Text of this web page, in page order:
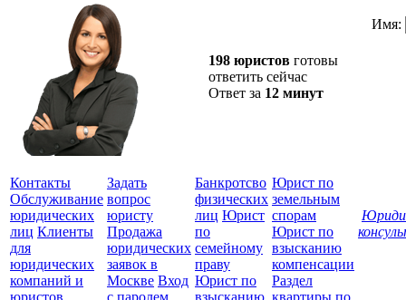
198 юристов готовы
ответить сейчас
Ответ за 12 минут
Имя:
Контакты
Обслуживание
юридических
лиц Клиенты
для
юридических
компаний и
юристов
Задать
вопрос
юристу
Продажа
юридических
заявок в
Москве Вход
с паролем
Банкротсво
физических
лиц Юрист
по
семейному
праву
Юрист по
взысканию
Юрист по
земельным
спорам
Юрист по
взысканию
компенсации
Раздел
квартиры по